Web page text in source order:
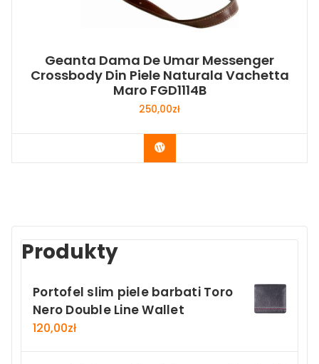
Geanta Dama De Umar Messenger
Crossbody Din Piele Naturala Vachetta
Maro FGD1114B
250,00zł
Buy Now
Produkty
Portofel slim piele barbati Toro
Nero Double Line Wallet
120,00zł